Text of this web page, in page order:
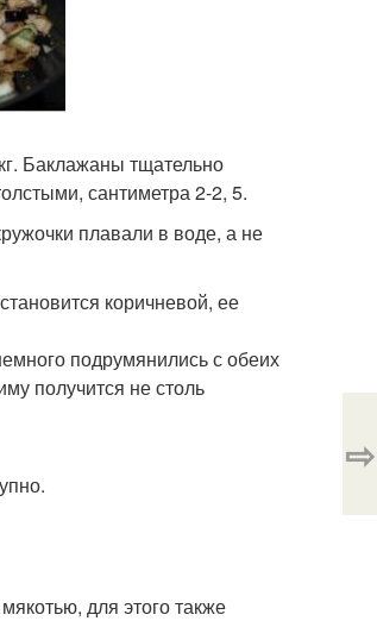
Баклажаны тщательно
сантиметра 2-2, 5.
плавали в воде, а не
коричневой, ее
подрумянились с обеих
получится не столь
для этого также
⇨